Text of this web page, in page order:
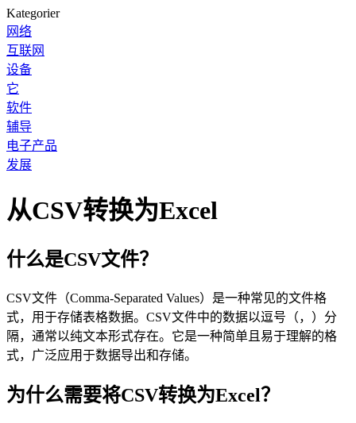
Kategorier
网络
互联网
设备
它
软件
辅导
电子产品
发展
从CSV转换为Excel
什么是CSV文件？
CSV文件（Comma-Separated Values）是一种常见的文件格
式，用于存储表格数据。CSV文件中的数据以逗号（，）分
隔，通常以纯文本形式存在。它是一种简单且易于理解的格
式，广泛应用于数据导出和存储。
为什么需要将CSV转换为Excel？